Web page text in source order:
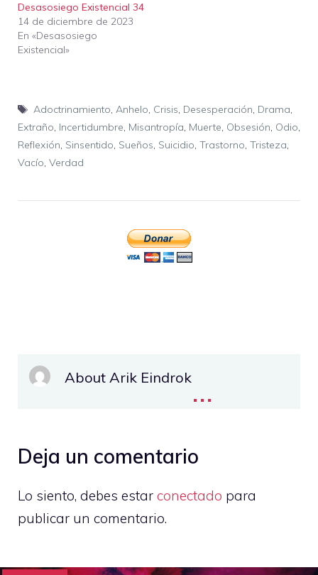
Desasosiego Existencial 34
14 de diciembre de 2023
En «Desasosiego
Existencial»
Etiquetas
Adoctrinamiento, Anhelo, Crisis, Desesperación, Drama,
Extraño, Incertidumbre, Misantropía, Muerte, Obsesión, Odio,
Reflexión, Sinsentido, Sueños, Suicidio, Trastorno, Tristeza,
Vacío, Verdad
About Arik Eindrok...
Deja un comentario
Lo siento, debes estar conectado para
publicar un comentario.